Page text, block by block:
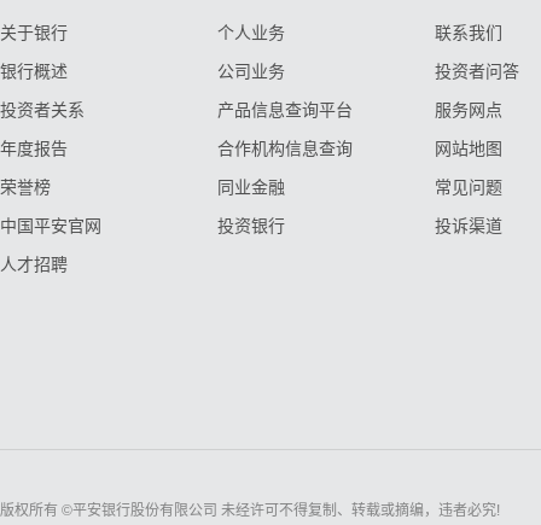
关于银行
银行概述
投资者关系
年度报告
荣誉榜
中国平安官网
人才招聘
个人业务
公司业务
产品信息查询平台
合作机构信息查询
同业金融
投资银行
联系我们
投资者问答
服务网点
网站地图
常见问题
投诉渠道
版权所有 ©平安银行股份有限公司 未经许可不得复制、转载或摘编，违者必究!